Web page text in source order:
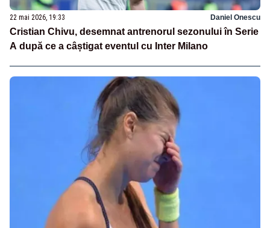
22 mai 2026, 19:33 Daniel Onescu
Cristian Chivu, desemnat antrenorul sezonului în Serie
A după ce a câștigat eventul cu Inter Milano